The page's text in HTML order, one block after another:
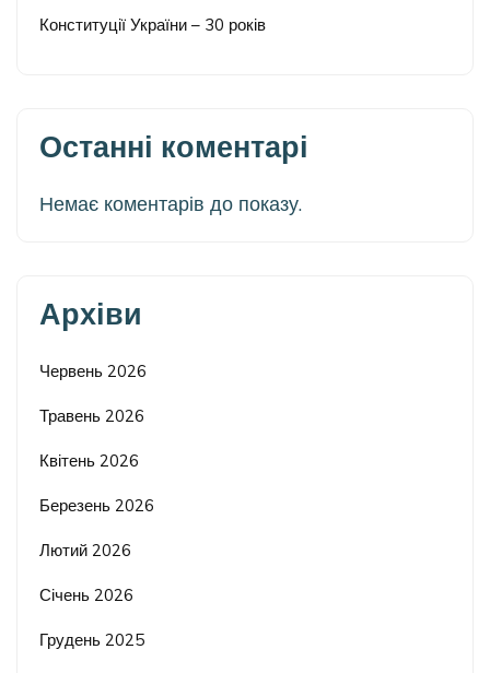
Конституції України – 30 років
Останні коментарі
Немає коментарів до показу.
Архіви
Червень 2026
Травень 2026
Квітень 2026
Березень 2026
Лютий 2026
Січень 2026
Грудень 2025